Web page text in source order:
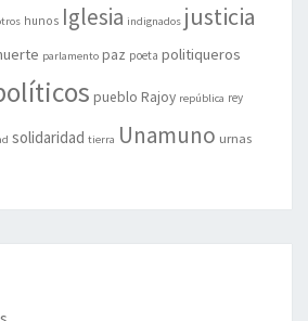
hunos Iglesia indignados justicia
parlamento paz poeta politiqueros
pueblo Rajoy república rey
solidaridad tierra Unamuno urnas